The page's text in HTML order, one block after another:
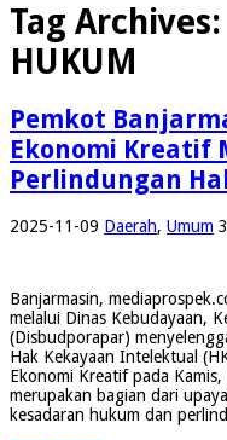
Tag Archives:
HUKUM
Pemkot
Ekonomi Kreatif
Perlindungan
2025-11-09 Daerah, Umum
Banjarmasin,
melalui Dinas Kebudayaan,
(Disbudporapar)
Hak Kekayaan Intelektual
Ekonomi Kreatif pada
merupakan bagian dari
kesadaran hukum dan